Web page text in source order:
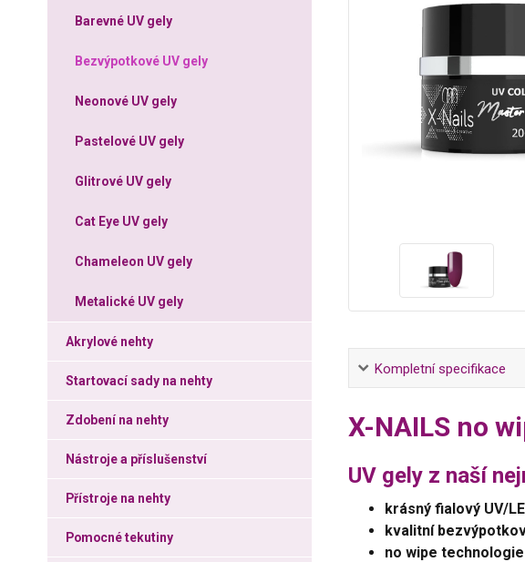
Barevné UV gely
Bezvýpotkové UV gely
Neonové UV gely
Pastelové UV gely
Glitrové UV gely
Cat Eye UV gely
Chameleon UV gely
Metalické UV gely
Akrylové nehty
Startovací sady na nehty
Zdobení na nehty
Nástroje a příslušenství
Přístroje na nehty
Pomocné tekutiny
Kompletní specifikace
X-NAILS no
UV gely z naší
krásný fialový UV/
kvalitní
no wipe